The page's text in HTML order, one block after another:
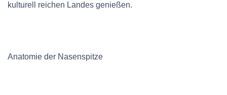
kulturell reichen Landes genießen.
Anatomie der Nasenspitze